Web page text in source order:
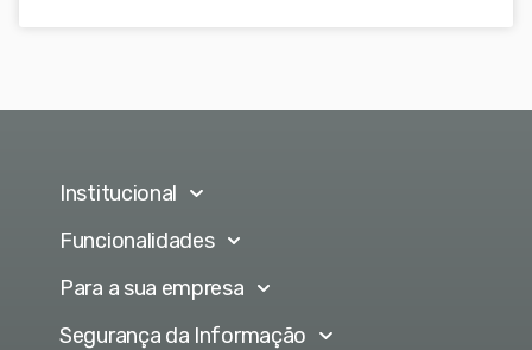
Institucional
Funcionalidades
Para a sua empresa
Segurança da Informação